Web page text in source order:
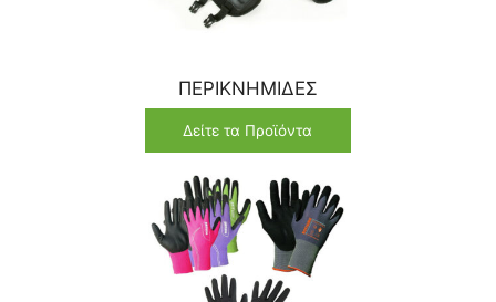
ΠΕΡΙΚΝΗΜΙΔΕΣ
Δείτε τα Προϊόντα